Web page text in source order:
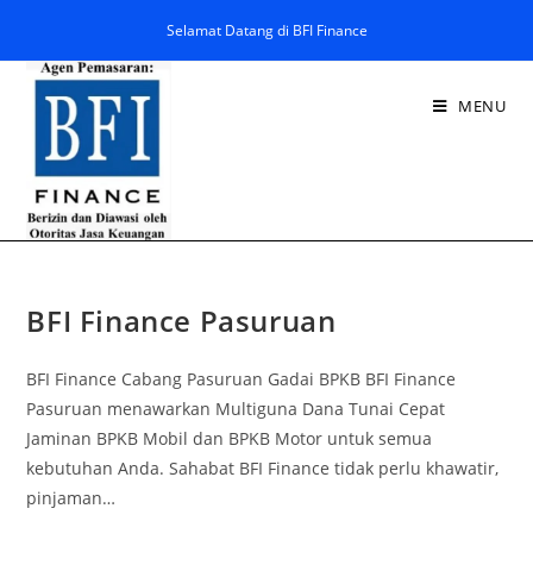
Selamat Datang di BFI Finance
MENU
BFI Finance Pasuruan
BFI Finance Cabang Pasuruan Gadai BPKB BFI Finance
Pasuruan menawarkan Multiguna Dana Tunai Cepat
Jaminan BPKB Mobil dan BPKB Motor untuk semua
kebutuhan Anda. Sahabat BFI Finance tidak perlu khawatir,
pinjaman…